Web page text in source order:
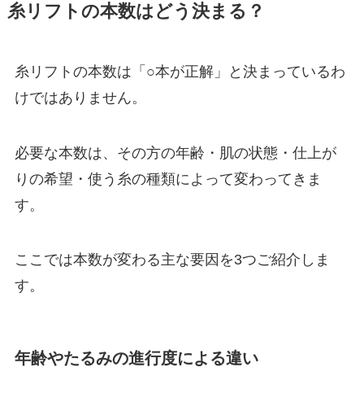
糸リフトの本数はどう決まる？
糸リフトの本数は「○本が正解」と決まっているわ
けではありません。
必要な本数は、その方の年齢・肌の状態・仕上が
りの希望・使う糸の種類によって変わってきま
す。
ここでは本数が変わる主な要因を3つご紹介しま
す。
年齢やたるみの進行度による違い